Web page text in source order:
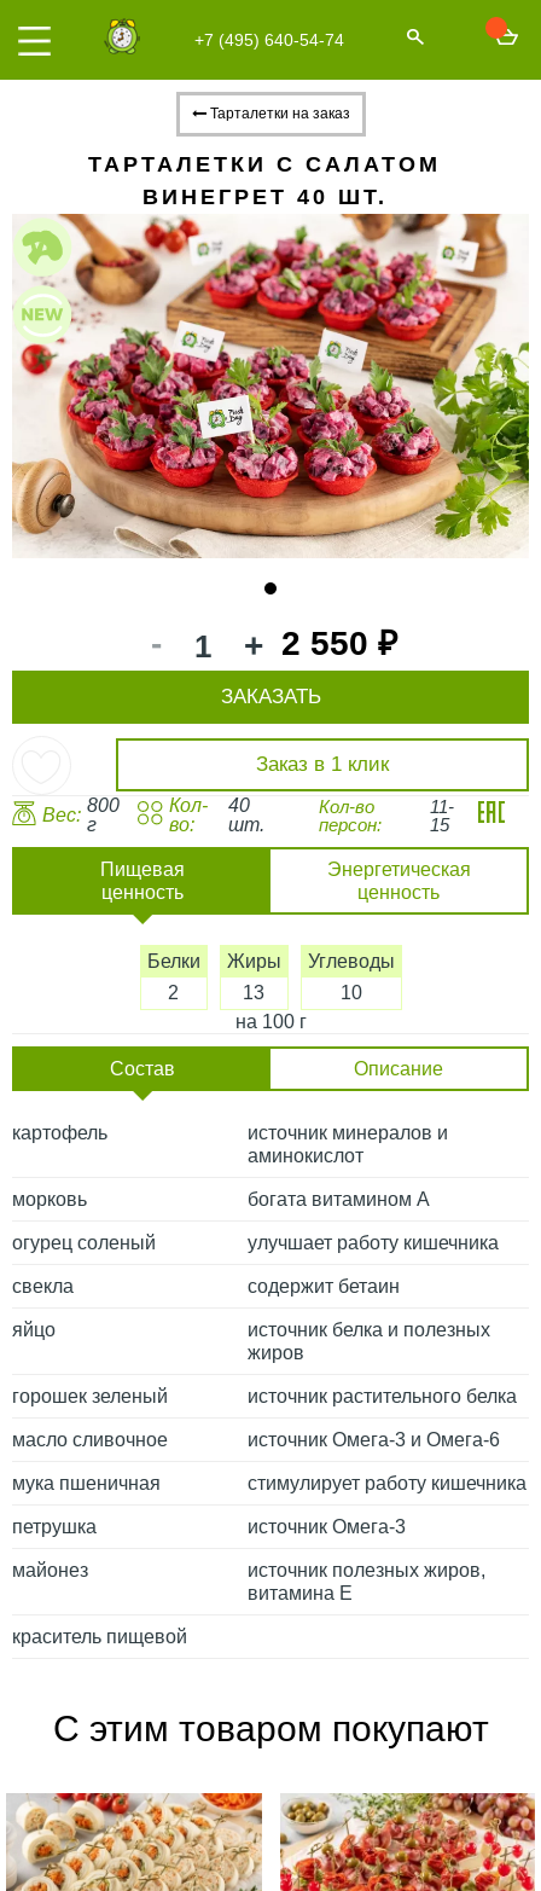
+7 (495) 640-54-74
Тарталетки на заказ
ТАРТАЛЕТКИ С САЛАТОМ
ВИНЕГРЕТ 40 ШТ.
- + 2 550 ₽
Заказ в 1 клик
ЗАКАЗАТЬ
Вес: 800
г
Кол-
во:
40
шт.
Кол-во
персон:
11-
15
Пищевая
ценность
Энергетическая
ценность
Белки
2
Жиры
13
Углеводы
10
на 100 г
Состав Описание
картофель
источник минералов и
аминокислот
морковь богата витамином А
огурец соленый улучшает работу кишечника
свекла содержит бетаин
яйцо
источник белка и полезных
жиров
горошек зеленый источник растительного белка
масло сливочное источник Омега-3 и Омега-6
мука пшеничная стимулирует работу кишечника
петрушка источник Омега-3
майонез
источник полезных жиров,
витамина Е
краситель пищевой
С этим товаром покупают